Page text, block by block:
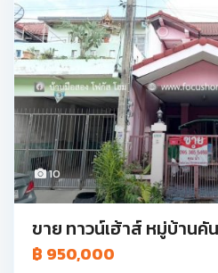
10
ขาย ทาวน์เฮ้าส์ หมู่บ้านคั
฿ 950,000